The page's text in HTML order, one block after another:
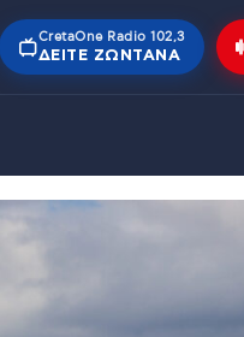
CretaOne Radio 102,3
ΔΕΊΤΕ ΖΩΝΤΑΝΆ